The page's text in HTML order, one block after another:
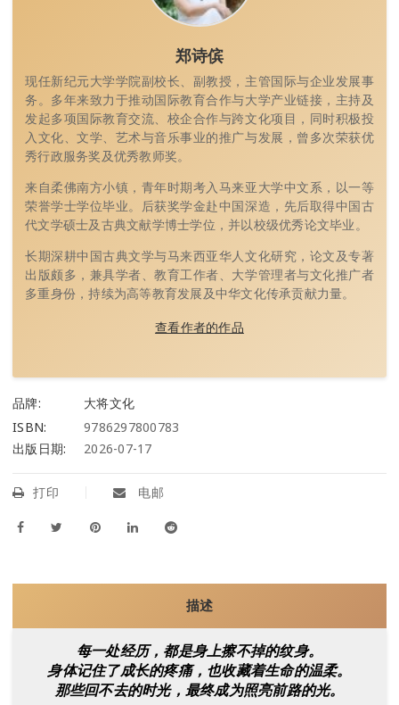
郑诗傧
现任新纪元大学学院副校长、副教授，主管国际与企业发展事
务。多年来致力于推动国际教育合作与大学产业链接，主持及
发起多项国际教育交流、校企合作与跨文化项目，同时积极投
入文化、文学、艺术与音乐事业的推广与发展，曾多次荣获优
秀行政服务奖及优秀教师奖。
来自柔佛南方小镇，青年时期考入马来亚大学中文系，以一等
荣誉学士学位毕业。后获奖学金赴中国深造，先后取得中国古
代文学硕士及古典文献学博士学位，并以校级优秀论文毕业。
长期深耕中国古典文学与马来西亚华人文化研究，论文及专著
出版颇多，兼具学者、教育工作者、大学管理者与文化推广者
多重身份，持续为高等教育发展及中华文化传承贡献力量。
查看作者的作品
品牌:
大将文化
ISBN:
9786297800783
出版日期:
2026-07-17
打印 电邮
描述
每一处经历，都是身上擦不掉的纹身。
身体记住了成长的疼痛，也收藏着生命的温柔。
那些回不去的时光，最终成为照亮前路的光。